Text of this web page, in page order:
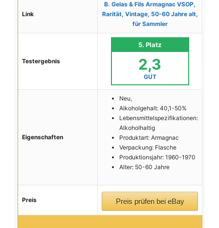
Link
B. Gelas & Fils Armagnac VSOP,
Rarität, Vintage, 50-60 Jahre alt,
für Sammler
Testergebnis
5. Platz
2,3
GUT
Eigenschaften
Neu,
Alkoholgehalt: 40,1-50%
Lebensmittelspezifikationen:
Alkoholhaltig
Produktart: Armagnac
Verpackung: Flasche
Produktionsjahr: 1960-1970
Alter: 50-60 Jahre
Preis Preis prüfen bei eBay